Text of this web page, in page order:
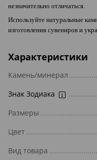
незначительно отличаться.
Используйте натуральные
изготовления сувениров и
Характеристики
Камень/минерал
Знак Зодиака
Размеры
Цвет
Вид товара